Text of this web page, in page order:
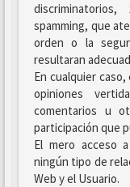
spamming, que
orden o la
resultaran
En cualquier
opiniones
comentarios u
participación que
El mero acceso
ningún tipo de
Web y el Usuario.